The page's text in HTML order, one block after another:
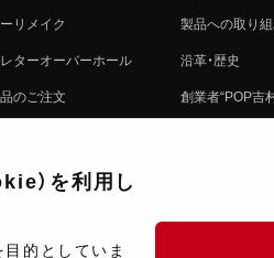
リメイク
ターオーバーホール
のご注文
関する重要なお知らせ
について
製品への取り
沿革・歴史
創業者“POP吉
）を利用し
的としていま